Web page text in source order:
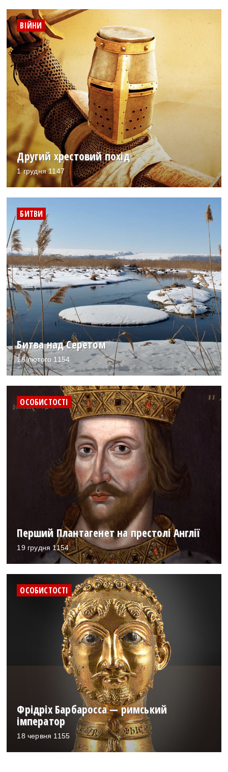
ВІЙНИ
Другий хрестовий похід
1 грудня 1147
БИТВИ
Битва над Серетом
16 лютого 1154
ОСОБИСТОСТІ
Перший Плантагенет на престолі Англії
19 грудня 1154
ОСОБИСТОСТІ
Фрідріх Барбаросса — римський
імператор
18 червня 1155